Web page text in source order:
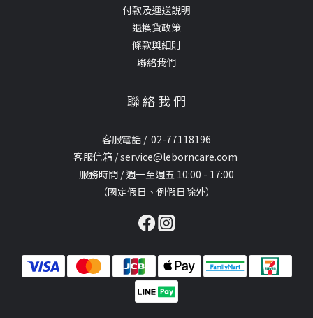
付款及運送說明
退換貨政策
條款與細則
聯絡我們
聯 絡 我 們
客服電話 / 02-77118196
客服信箱 / service@leborncare.com
服務時間 / 週一至週五 10:00 - 17:00
（國定假日、例假日除外）